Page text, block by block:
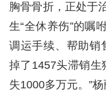
胸骨骨折，正处于
生“全休养伤”的嘱
调运手续、帮助销
掉了1457头滞销生
失1000多万元。”杨